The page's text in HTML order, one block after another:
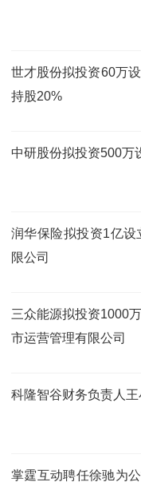
世才股份拟投资60万
持股20%
中研股份拟投资500万
润华保险拟投资1亿
限公司
三众能源拟投资1000
市运营管理有限公司
科隆智谷财务负责人
掌霆互动聘任徐驰为